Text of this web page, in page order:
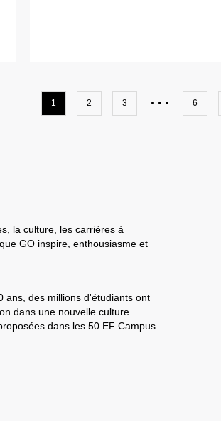
1 2 3 6
la culture, les carrières à
GO inspire, enthousiasme et
ans, des millions d'étudiants ont
dans une nouvelle culture.
dans les 50 EF Campus